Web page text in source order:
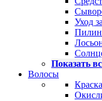
Уход
Показать
Волосы